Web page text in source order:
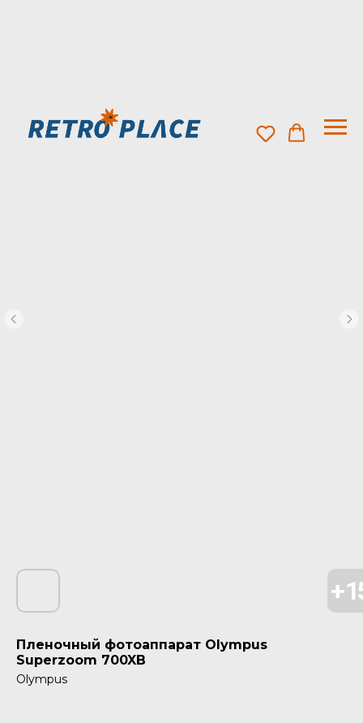
Пленочный фотоаппарат Olympus
Superzoom 700XB
Olympus